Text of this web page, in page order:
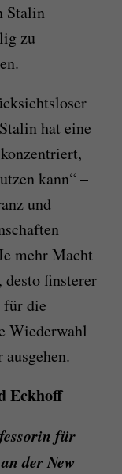
Stalin
zu
hat eine
kann“ –
und
mehr Macht
desto finsterer
für die
Wiederwahl
Eckhoff
für
der New